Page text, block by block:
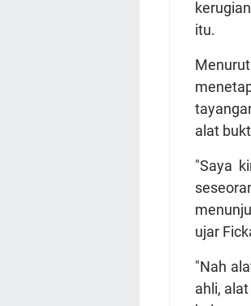
itu.
alat
"Saya
ujar
"Nah
ahli,